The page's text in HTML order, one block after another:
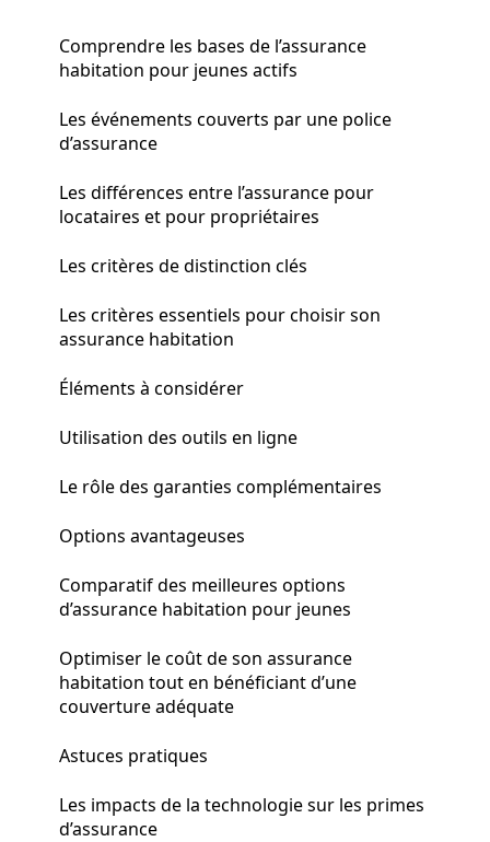
Comprendre les bases de l’assurance
habitation pour jeunes actifs
Les événements couverts par une police
d’assurance
Les différences entre l’assurance pour
locataires et pour propriétaires
Les critères de distinction clés
Les critères essentiels pour choisir son
assurance habitation
Éléments à considérer
Utilisation des outils en ligne
Le rôle des garanties complémentaires
Options avantageuses
Comparatif des meilleures options
d’assurance habitation pour jeunes
Optimiser le coût de son assurance
habitation tout en bénéficiant d’une
couverture adéquate
Astuces pratiques
Les impacts de la technologie sur les primes
d’assurance